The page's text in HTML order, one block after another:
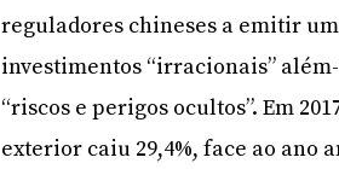
reguladores chineses a emitir
investimentos “irracionais”
“riscos e perigos ocultos”. Em
exterior caiu 29,4%, face ao ano